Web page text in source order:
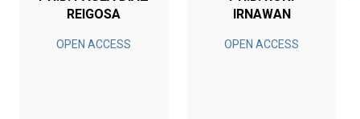
REIGOSA
OPEN ACCESS
IRNAWAN
OPEN ACCESS